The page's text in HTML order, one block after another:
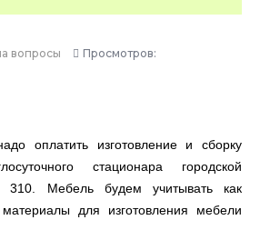
вопросы
Просмотров:
оплатить изготовление и сборку
стационара городской
Мебель будем учитывать как
для изготовления мебели